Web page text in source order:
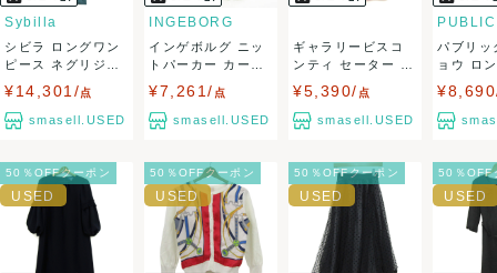
りますので、トラブルを避けるため、神経質な方や完璧な商
品を求められる方は御購入をお控えください。
また商品には細心の注意をはらっておりますが、何かござい
い致します。対応できることがあれば、誠意をもって対応致
します。
また並行輸入品もございますので、真贋方法などお答えでき
Sybilla
シビラ ロングワン
ピース ネグリジェ
¥14,301/点
smasell.USED
INGEBORG
インゲボルグ ニッ
トパーカー カーデ
¥7,261/ 点
smasell.USED
ギャラリービスコ
ンティ セーター ト
¥5,390/ 点
smasell.USED
パブリッ
ョウ ロ
50％OFFクーポン 50％OFFクーポン 50％OFFクーポン 50％OFF